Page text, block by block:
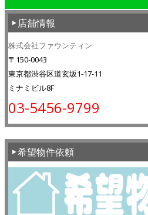
店舗情報
株式会社ファウンティン
〒150-0043
東京都渋谷区道玄坂1-17-11
ミナミビル8F
03-5456-9799
希望物件依頼